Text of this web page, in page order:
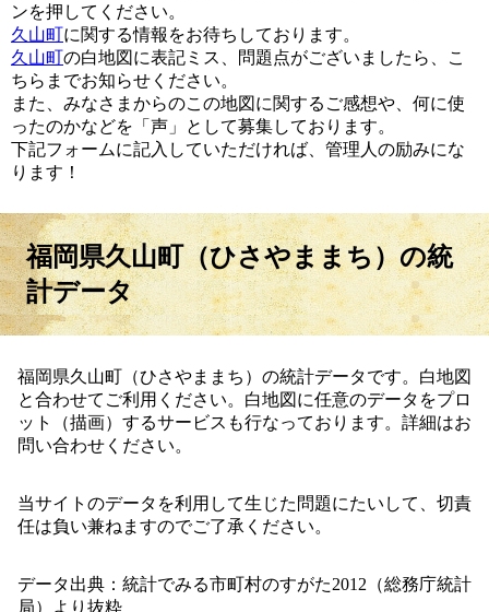
ンを押してください。
久山町に関する情報をお待ちしております。
久山町の白地図に表記ミス、問題点がございましたら、こ
ちらまでお知らせください。
また、みなさまからのこの地図に関するご感想や、何に使
ったのかなどを「声」として募集しております。
下記フォームに記入していただければ、管理人の励みにな
ります！
福岡県久山町（ひさやままち）の統
計データ
福岡県久山町（ひさやままち）の統計データです。白地図
と合わせてご利用ください。白地図に任意のデータをプロ
ット（描画）するサービスも行なっております。詳細はお
問い合わせください。
当サイトのデータを利用して生じた問題にたいして、切責
任は負い兼ねますのでご了承ください。
データ出典：統計でみる市町村のすがた2012（総務庁統計
局）より抜粋